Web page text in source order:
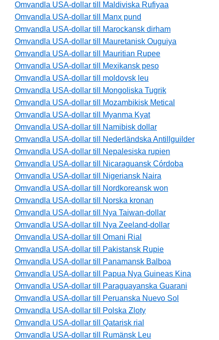
Omvandla USA-dollar till Maldiviska Rufiyaa
Omvandla USA-dollar till Manx pund
Omvandla USA-dollar till Marockansk dirham
Omvandla USA-dollar till Mauretanisk Ouguiya
Omvandla USA-dollar till Mauritian Rupee
Omvandla USA-dollar till Mexikansk peso
Omvandla USA-dollar till moldovsk leu
Omvandla USA-dollar till Mongoliska Tugrik
Omvandla USA-dollar till Mozambikisk Metical
Omvandla USA-dollar till Myanma Kyat
Omvandla USA-dollar till Namibisk dollar
Omvandla USA-dollar till Nederländska Antillguilder
Omvandla USA-dollar till Nepalesiska rupien
Omvandla USA-dollar till Nicaraguansk Córdoba
Omvandla USA-dollar till Nigeriansk Naira
Omvandla USA-dollar till Nordkoreansk won
Omvandla USA-dollar till Norska kronan
Omvandla USA-dollar till Nya Taiwan-dollar
Omvandla USA-dollar till Nya Zeeland-dollar
Omvandla USA-dollar till Omani Rial
Omvandla USA-dollar till Pakistansk Rupie
Omvandla USA-dollar till Panamansk Balboa
Omvandla USA-dollar till Papua Nya Guineas Kina
Omvandla USA-dollar till Paraguayanska Guarani
Omvandla USA-dollar till Peruanska Nuevo Sol
Omvandla USA-dollar till Polska Zloty
Omvandla USA-dollar till Qatarisk rial
Omvandla USA-dollar till Rumänsk Leu